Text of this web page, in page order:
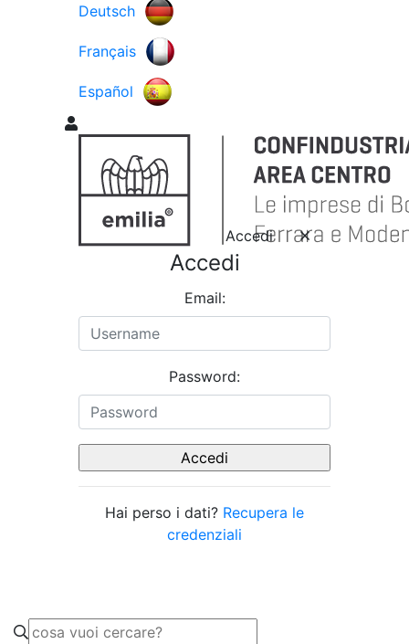
Deutsch
Français
Español
Accedi
Accedi
Email:
Password:
Hai perso i dati? Recupera le
credenziali